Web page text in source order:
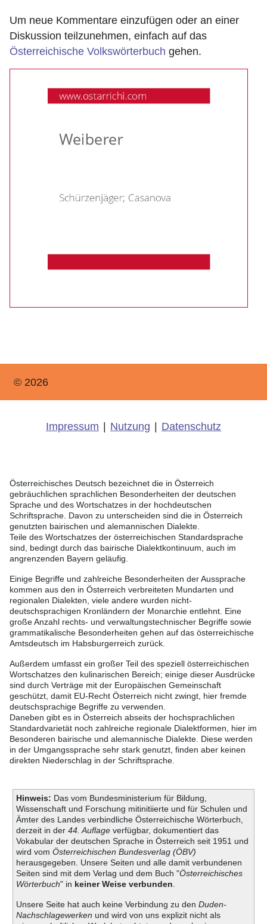
Um neue Kommentare einzufügen oder an einer
Diskussion teilzunehmen, einfach auf das
Österreichische Volkswörterbuch gehen.
© 2026
Impressum Nutzung Datenschutz
Österreichisches Deutsch bezeichnet die in Österreich
gebräuchlichen sprachlichen Besonderheiten der deutschen
Sprache und des Wortschatzes in der hochdeutschen
Schriftsprache. Davon zu unterscheiden sind die in Österreich
genutzten bairischen und alemannischen Dialekte.
Teile des Wortschatzes der österreichischen Standardsprache
sind, bedingt durch das bairische Dialektkontinuum, auch im
angrenzenden Bayern geläufig.
Einige Begriffe und zahlreiche Besonderheiten der Aussprache
kommen aus den in Österreich verbreiteten Mundarten und
regionalen Dialekten, viele andere wurden nicht-
deutschsprachigen Kronländern der Monarchie entlehnt. Eine
große Anzahl rechts- und verwaltungstechnischer Begriffe sowie
grammatikalische Besonderheiten gehen auf das österreichische
Amtsdeutsch im Habsburgerreich zurück.
Außerdem umfasst ein großer Teil des speziell österreichischen
Wortschatzes den kulinarischen Bereich; einige dieser Ausdrücke
sind durch Verträge mit der Europäischen Gemeinschaft
geschützt, damit EU-Recht Österreich nicht zwingt, hier fremde
deutschsprachige Begriffe zu verwenden.
Daneben gibt es in Österreich abseits der hochsprachlichen
Standardvarietät noch zahlreiche regionale Dialektformen, hier im
Besonderen bairische und alemannische Dialekte. Diese werden
in der Umgangssprache sehr stark genutzt, finden aber keinen
direkten Niederschlag in der Schriftsprache.
Hinweis: Das vom Bundesministerium für Bildung,
Wissenschaft und Forschung mitinitiierte und für Schulen und
Ämter des Landes verbindliche Österreichische Wörterbuch,
derzeit in der 44. Auflageverfügbar, dokumentiert das
Vokabular der deutschen Sprache in Österreich seit 1951 und
wird vom Österreichischen Bundesverlag (ÖBV)
herausgegeben. Unsere Seiten und alle damit verbundenen
Seiten sind mit dem Verlag und dem Buch "Österreichisches
Wörterbuch" in keiner Weise verbunden
Unsere Seite hat auch keine Verbindung zu den Duden-
Nachschlagewerken und wird von uns explizit nicht als